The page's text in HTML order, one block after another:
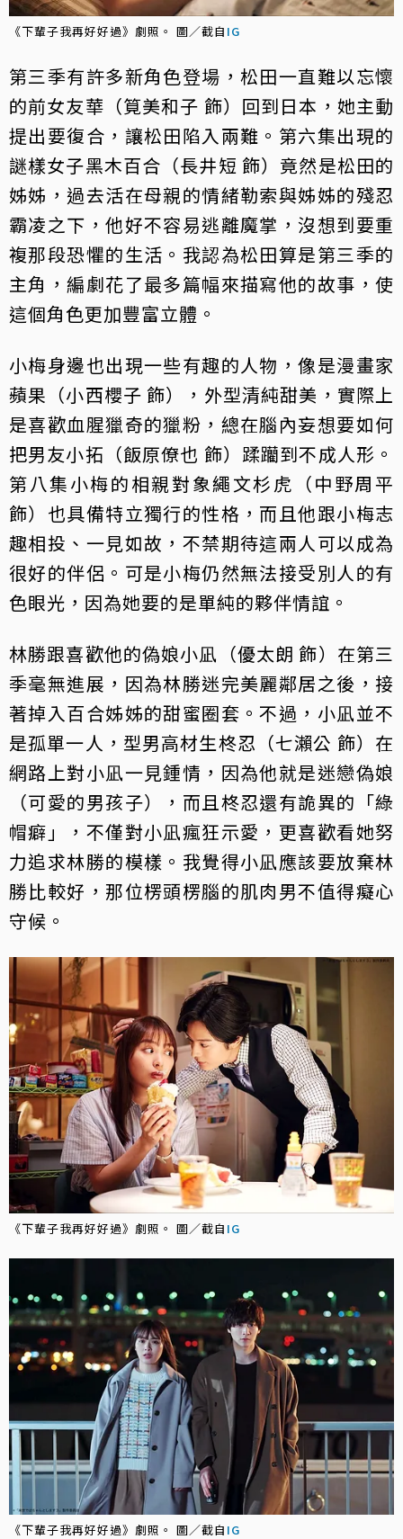
《下輩子我再好好過》劇照。 圖／截自 IG
第三季有許多新角色登場，松田一直難以忘懷
的前女友華（筧美和子 飾）回到日本，她主動
提出要復合，讓松田陷入兩難。第六集出現的
謎樣女子黑木百合（長井短 飾）竟然是松田的
姊姊，過去活在母親的情緒勒索與姊姊的殘忍
霸凌之下，他好不容易逃離魔掌，沒想到要重
複那段恐懼的生活。我認為松田算是第三季的
主角，編劇花了最多篇幅來描寫他的故事，使
這個角色更加豐富立體。
小梅身邊也出現一些有趣的人物，像是漫畫家
蘋果（小西櫻子 飾），外型清純甜美，實際上
是喜歡血腥獵奇的獵粉，總在腦內妄想要如何
把男友小拓（飯原僚也 飾）蹂躪到不成人形。
第八集小梅的相親對象繩文杉虎（中野周平
飾）也具備特立獨行的性格，而且他跟小梅志
趣相投、一見如故，不禁期待這兩人可以成為
很好的伴侶。可是小梅仍然無法接受別人的有
色眼光，因為她要的是單純的夥伴情誼。
林勝跟喜歡他的偽娘小凪（優太朗 飾）在第三
季毫無進展，因為林勝迷完美麗鄰居之後，接
著掉入百合姊姊的甜蜜圈套。不過，小凪並不
是孤單一人，型男高材生柊忍（七瀨公 飾）在
網路上對小凪一見鍾情，因為他就是迷戀偽娘
（可愛的男孩子），而且柊忍還有詭異的「綠
帽癖」，不僅對小凪瘋狂示愛，更喜歡看她努
力追求林勝的模樣。我覺得小凪應該要放棄林
勝比較好，那位楞頭楞腦的肌肉男不值得癡心
守候。
《下輩子我再好好過》劇照。 圖／截自 IG
《下輩子我再好好過》劇照。 圖／截自 IG